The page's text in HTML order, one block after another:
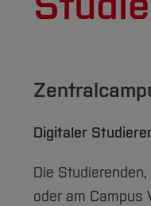
Digitaler
Die
oder am Campus